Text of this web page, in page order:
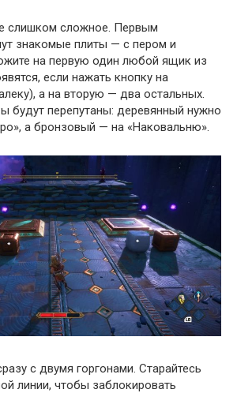
слишком сложное. Первым
знакомые плиты — с пером и
на первую один любой ящик из
если нажать кнопку на
а на вторую — два остальных.
будут перепутаны: деревянный нужно
а бронзовый — на «Наковальню».
с двумя горгонами. Старайтесь
линии, чтобы заблокировать